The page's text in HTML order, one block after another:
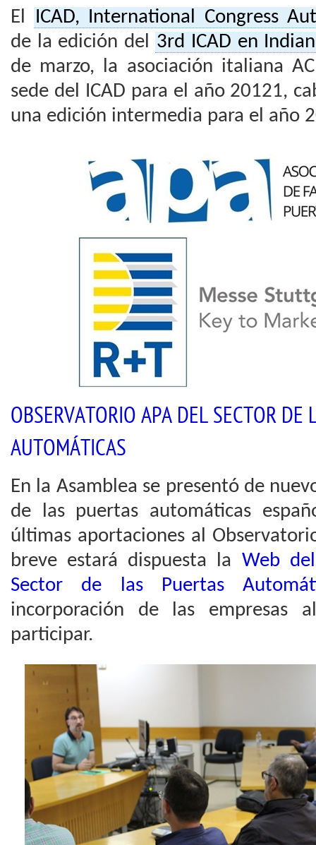
El
ICAD, International Congress
de la edición del 3rd ICAD en
de marzo, la asociación italiana
sede del ICAD para el año 20121,
una edición intermedia para el año
OBSERVATORIO APA DEL SECTOR DE
AUTOMÁTICAS
En la Asamblea se presentó de
de las puertas automáticas
últimas aportaciones al
breve estará dispuesta la Web
Sector de las Puertas
incorporación de las empresas
participar.